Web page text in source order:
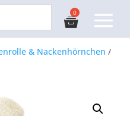
& Nackenhörnchen /